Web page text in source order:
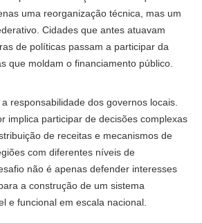
uma reorganização técnica, mas um
Cidades que antes atuavam
de políticas passam a participar da
que moldam o financiamento público.
responsabilidade dos governos locais.
implica participar de decisões complexas
de receitas e mecanismos de
com diferentes níveis de
não é apenas defender interesses
a construção de um sistema
e funcional em escala nacional.